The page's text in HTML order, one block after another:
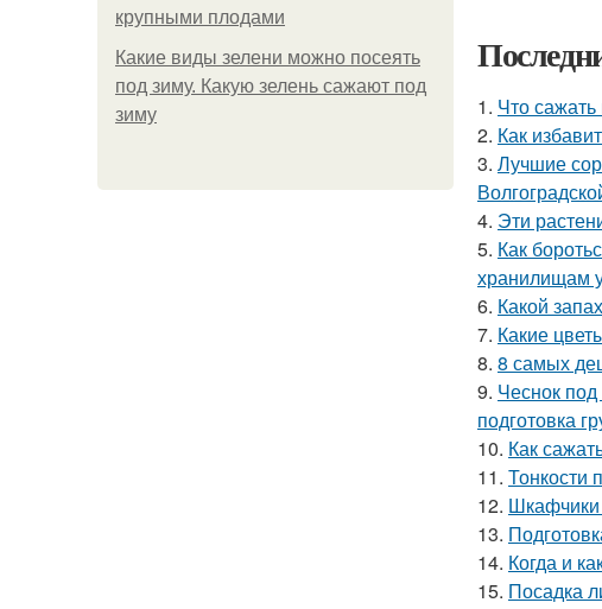
крупными плодами
Какие виды зелени можно посеять
под зиму. Какую зелень сажают под
зиму
1. Что
2. Как
3. Лучшие
4. Эти
5. Как
хранилищам
6. Какой
7. Какие
8. 8 самых
9. Чеснок
подготовка
10. Как
11. Тонкости
12. Шкафчики
13.
14. Когда и
15. Посадка